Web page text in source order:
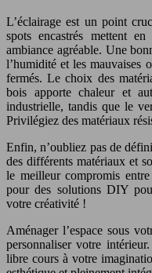
L’éclairage est un point
spots encastrés mettent
ambiance agréable. Une
l’humidité et les mauvaises
fermés. Le choix des
bois apporte chaleur et
industrielle, tandis que le
Privilégiez des matériaux
Enfin, n’oubliez pas de
des différents matériaux et
le meilleur compromis
pour des solutions DIY
votre créativité !
Aménager l’espace sous
personnaliser votre
libre cours à votre